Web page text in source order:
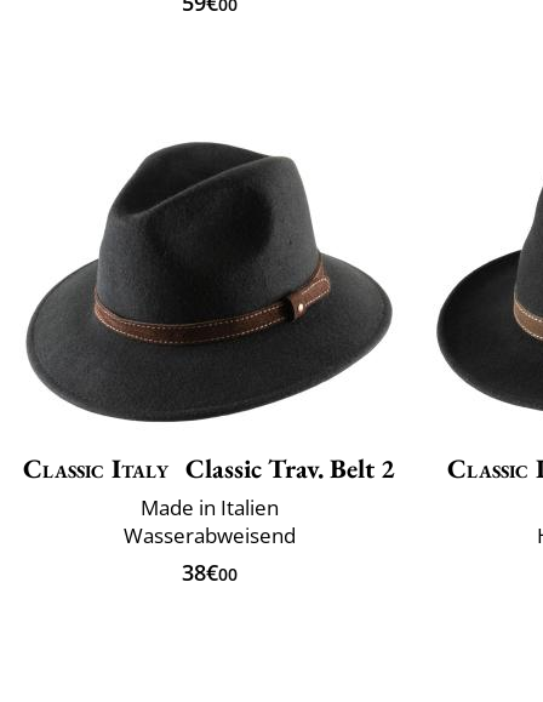
00
Classic Italy Classic Trav. Belt 2
Made in Italien
Wasserabweisend
38€00
Classic